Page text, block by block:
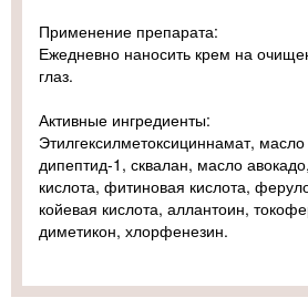
Применение препарата:
Ежедневно наносить крем на
глаз.
Активные ингредиенты:
Этилгексилметоксициннамат,
дипептид-1, сквалан, масло
кислота, фитиновая кислота,
койевая кислота, аллантоин,
диметикон, хлорфенезин.